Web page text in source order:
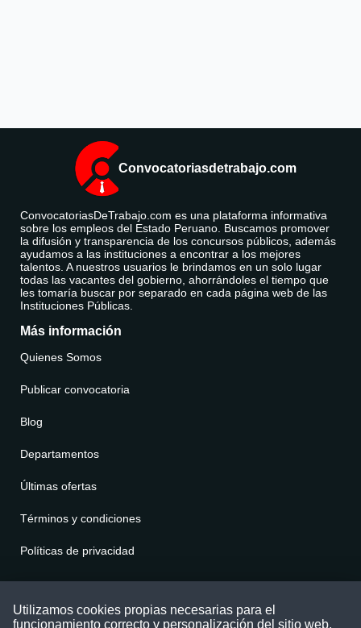
Convocatoriasdetrabajo.com
ConvocatoriasDeTrabajo.com es una plataforma informativa
sobre los empleos del Estado Peruano. Buscamos promover
la difusión y transparencia de los concursos públicos, además
ayudamos a las instituciones a encontrar a los mejores
talentos. A nuestros usuarios le brindamos en un solo lugar
todas las vacantes del gobierno, ahorrándoles el tiempo que
les tomaría buscar por separado en cada página web de las
Instituciones Públicas.
Más información
Quienes Somos
Publicar convocatoria
Blog
Departamentos
Últimas ofertas
Términos y condiciones
Políticas de privacidad
Utilizamos cookies propias necesarias para el
funcionamiento correcto y personalización del sitio web.